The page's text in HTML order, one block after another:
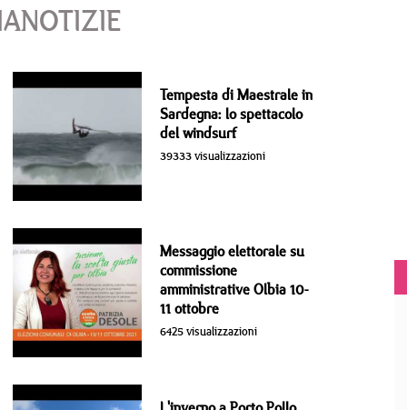
Tempesta di Maestrale in
Sardegna: lo spettacolo
del windsurf
39333 visualizzazioni
Messaggio elettorale su
commissione
amministrative Olbia 10-
11 ottobre
6425 visualizzazioni